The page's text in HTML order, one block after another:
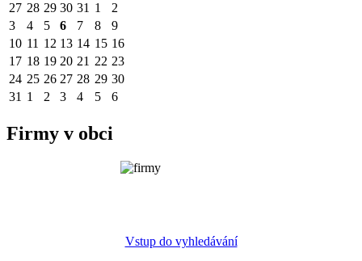
27 28 29 30 31 1
2
3
4 5 6 7 8
9
10 11 12 13 14 15 16
17 18 19 20 21 22 23
24 25 26 27 28 29 30
31 1 2 3 4 5 6
Firmy v obci
Vstup do vyhledávání